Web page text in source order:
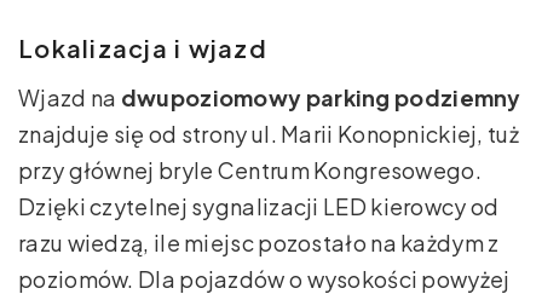
Lokalizacja i wjazd
Wjazd na dwupoziomowy parking podziemny
znajduje się od strony ul. Marii Konopnickiej, tuż
przy głównej bryle Centrum Kongresowego.
Dzięki czytelnej sygnalizacji LED kierowcy od
razu wiedzą, ile miejsc pozostało na każdym z
poziomów. Dla pojazdów o wysokości powyżej